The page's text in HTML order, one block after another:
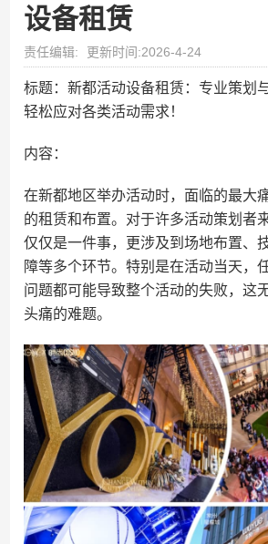
设备租赁
责任编辑: 更新时间:2026-4-24
标题：新都活动设备租赁：专业策划
轻松应对各类活动需求！
内容：
在新都地区举办活动时，面临的最大
的租赁和布置。对于许多活动策划者
仅仅是一件事，更涉及到场地布置、
障等多个环节。特别是在活动当天，
问题都可能导致整个活动的失败，这
头痛的难题。